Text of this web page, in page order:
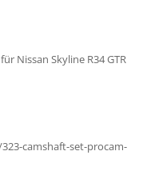
Nissan Skyline R34 GTR
camshaft-set-procam-